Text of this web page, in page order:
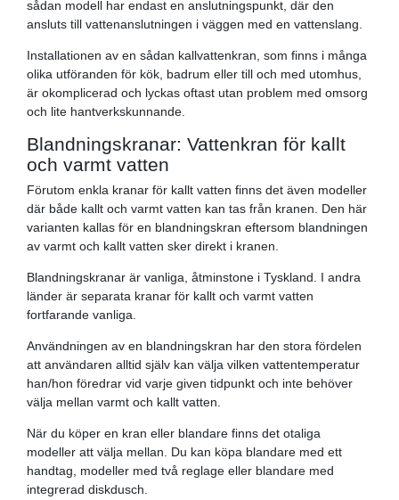
sådan modell har endast en anslutningspunkt, där den
ansluts till vattenanslutningen i väggen med en vattenslang.
Installationen av en sådan kallvattenkran, som finns i många
olika utföranden för kök, badrum eller till och med utomhus,
är okomplicerad och lyckas oftast utan problem med omsorg
och lite hantverkskunnande.
Blandningskranar: Vattenkran för kallt
och varmt vatten
Förutom enkla kranar för kallt vatten finns det även modeller
där både kallt och varmt vatten kan tas från kranen. Den här
varianten kallas för en blandningskran eftersom blandningen
av varmt och kallt vatten sker direkt i kranen.
Blandningskranar är vanliga, åtminstone i Tyskland. I andra
länder är separata kranar för kallt och varmt vatten
fortfarande vanliga.
Användningen av en blandningskran har den stora fördelen
att användaren alltid själv kan välja vilken vattentemperatur
han/hon föredrar vid varje given tidpunkt och inte behöver
välja mellan varmt och kallt vatten.
När du köper en kran eller blandare finns det otaliga
modeller att välja mellan. Du kan köpa blandare med ett
handtag, modeller med två reglage eller blandare med
integrerad diskdusch.